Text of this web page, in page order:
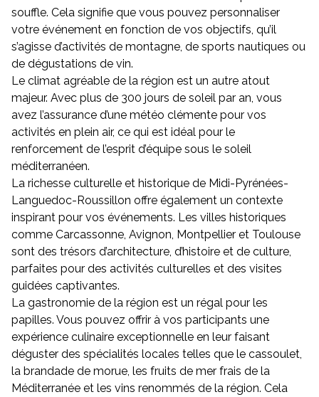
souffle. Cela signifie que vous pouvez personnaliser
votre événement en fonction de vos objectifs, qu’il
s’agisse d’activités de montagne, de sports nautiques ou
de dégustations de vin.
Le climat agréable de la région est un autre atout
majeur. Avec plus de 300 jours de soleil par an, vous
avez l’assurance d’une météo clémente pour vos
activités en plein air, ce qui est idéal pour le
renforcement de l’esprit d’équipe sous le soleil
méditerranéen.
La richesse culturelle et historique de Midi-Pyrénées-
Languedoc-Roussillon offre également un contexte
inspirant pour vos événements. Les villes historiques
comme Carcassonne, Avignon, Montpellier et Toulouse
sont des trésors d’architecture, d’histoire et de culture,
parfaites pour des activités culturelles et des visites
guidées captivantes.
La gastronomie de la région est un régal pour les
papilles. Vous pouvez offrir à vos participants une
expérience culinaire exceptionnelle en leur faisant
déguster des spécialités locales telles que le cassoulet,
la brandade de morue, les fruits de mer frais de la
Méditerranée et les vins renommés de la région. Cela